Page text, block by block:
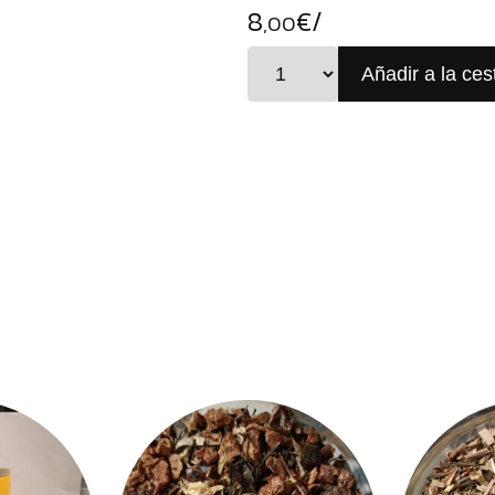
8,00€/